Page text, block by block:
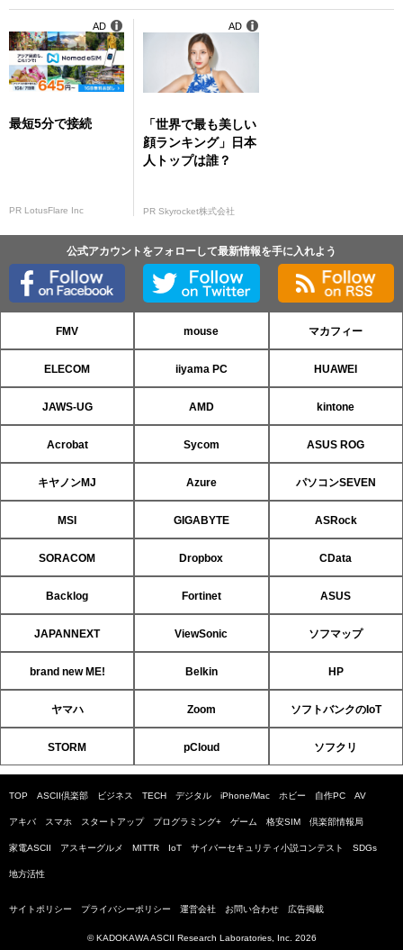
最短5分で接続
PR LotusFlare Inc
AD
「世界で最も美しい
顔ランキング」日本
人トップは誰？
PR Skyrocket株式会社
AD
公式アカウントをフォローして最新情報を手に入れよう
FMV mouse マカフィー
ELECOM iiyama PC HUAWEI
JAWS-UG AMD kintone
Acrobat Sycom ASUS ROG
キヤノンMJ Azure パソコンSEVEN
MSI GIGABYTE ASRock
SORACOM Dropbox CData
Backlog Fortinet ASUS
JAPANNEXT ViewSonic ソフマップ
brand new ME! Belkin HP
ヤマハ Zoom ソフトバンクのIoT
STORM pCloud ソフクリ
TOP ASCII倶楽部 ビジネス TECH デジタル iPhone/Mac ホビー 自作PC AV
アキバ スマホ スタートアップ プログラミング+ ゲーム 格安SIM 倶楽部情報局
家電ASCII アスキーグルメ MITTR IoT サイバーセキュリティ小説コンテスト SDGs
地方活性
サイトポリシー プライバシーポリシー 運営会社 お問い合わせ 広告掲載
© KADOKAWA ASCII Research Laboratories, Inc. 2026